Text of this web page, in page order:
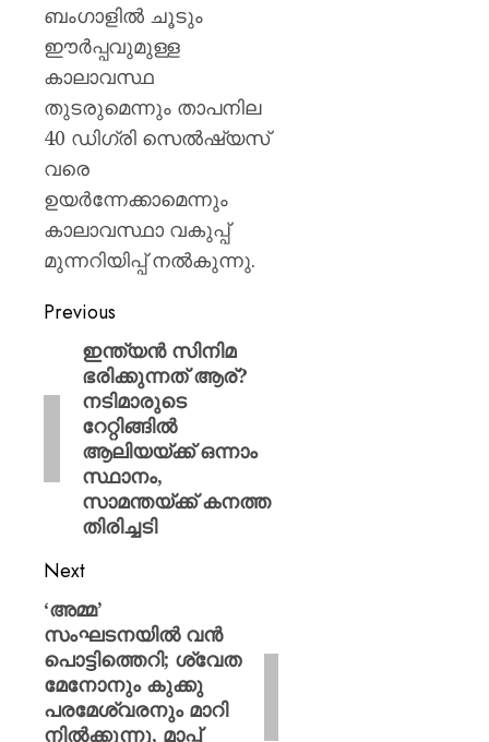
ബംഗാളിൽ ചൂടും
ഈർപ്പവുമുള്ള
കാലാവസ്ഥ
തുടരുമെന്നും താപനില
40 ഡിഗ്രി സെൽഷ്യസ്
വരെ
ഉയർന്നേക്കാമെന്നും
കാലാവസ്ഥാ വകുപ്പ്
മുന്നറിയിപ്പ് നൽകുന്നു.
Previous
ഇന്ത്യൻ സിനിമ
ഭരിക്കുന്നത് ആര്?
നടിമാരുടെ
റേറ്റിങ്ങിൽ
ആലിയയ്ക്ക് ഒന്നാം
സ്ഥാനം,
സാമന്തയ്ക്ക് കനത്ത
തിരിച്ചടി
Next
‘അമ്മ’
സംഘടനയിൽ വൻ
പൊട്ടിത്തെറി; ശ്വേത
മേനോനും കുക്കു
പരമേശ്വരനും മാറി
നിൽക്കുന്നു, മാപ്പ്